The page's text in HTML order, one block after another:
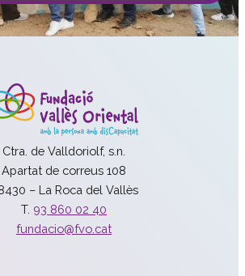
Ctra. de Valldoriolf, s.n.
Apartat de correus 108
– La Roca del Vallès
T. 93 860 02 40
fundacio@fvo.cat